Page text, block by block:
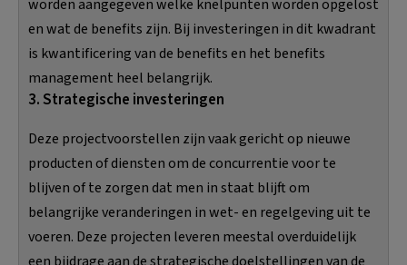
worden aangegeven welke knelpunten worden opgelost
en wat de benefits zijn. Bij investeringen in dit kwadrant
is kwantificering van de benefits en het benefits
management heel belangrijk.
3. Strategische investeringen
Deze projectvoorstellen zijn vaak gericht op nieuwe
producten of diensten om de concurrentie voor te
blijven of te zorgen dat men in staat blijft om
belangrijke veranderingen in wet- en regelgeving uit te
voeren. Deze projecten leveren meestal overduidelijk